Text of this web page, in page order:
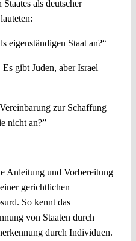
als deutscher
eigenständigen Staat an?“
gibt Juden, aber Israel
zur Schaffung
nicht an?”
Anleitung und Vorbereitung
gerichtlichen
So kennt das
von Staaten durch
durch Individuen.